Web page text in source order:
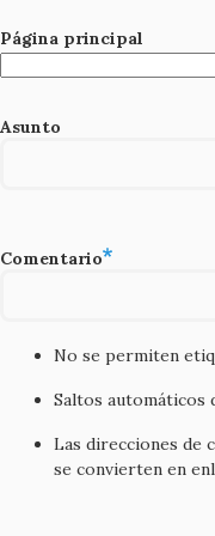
Página principal
Asunto
Comentario
No se permiten
Saltos automáticos
Las direcciones de
se convierten en